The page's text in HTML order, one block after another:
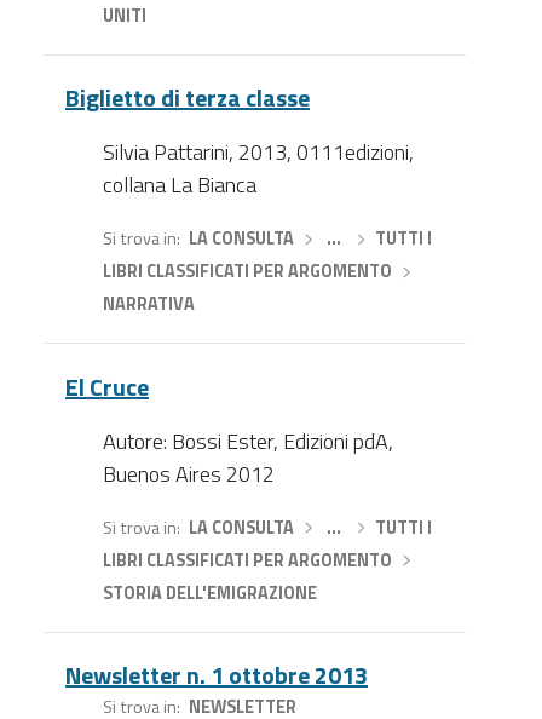
UNITI
Biglietto di terza classe
Silvia Pattarini, 2013, 0111edizioni,
collana La Bianca
Si trova in LA CONSULTA› …
TUTTI I
LIBRI CLASSIFICATI PER ARGOMENTO
NARRATIVA
El Cruce
Autore: Bossi Ester, Edizioni pdA,
Buenos Aires 2012
Si trova in LA CONSULTA› …
TUTTI I
LIBRI CLASSIFICATI PER ARGOMENTO
STORIA DELL'EMIGRAZIONE
Newsletter n. 1 ottobre 2013
Si trova in NEWSLETTER